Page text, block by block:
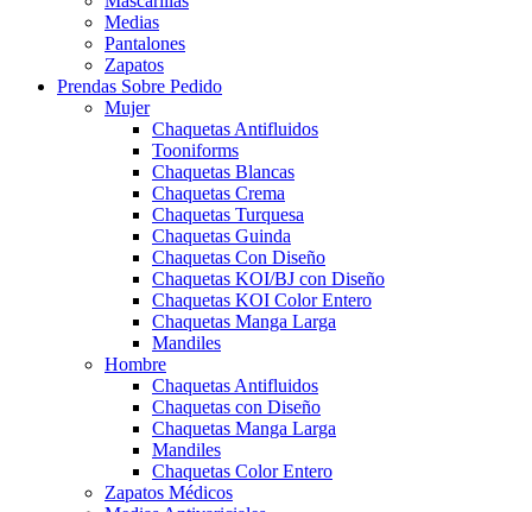
Medias
Pantalones
Zapatos
Prendas Sobre Pedido
Mujer
Chaquetas Antifluidos
Tooniforms
Chaquetas Blancas
Chaquetas Crema
Chaquetas Turquesa
Chaquetas Guinda
Chaquetas Con Diseño
Chaquetas KOI/BJ con Diseño
Chaquetas KOI Color Entero
Chaquetas Manga Larga
Mandiles
Hombre
Chaquetas Antifluidos
Chaquetas con Diseño
Chaquetas Manga Larga
Mandiles
Chaquetas Color Entero
Zapatos Médicos